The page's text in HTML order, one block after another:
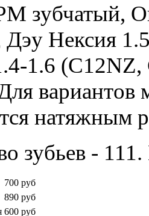
зубчатый,
Дэу Нексия
1.6 (C12NZ,
натяжным
зубьев -
700 руб
890 руб
600 руб